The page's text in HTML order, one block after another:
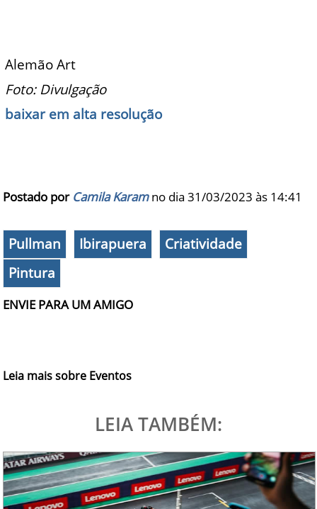
Alemão Art
Foto: Divulgação
baixar em alta resolução
Postado por Camila Karamno dia 31/03/2023 às 14:41
Pullman Ibirapuera
Criatividade
Pintura
ENVIE PARA UM AMIGO
Leia mais sobre Eventos
LEIA TAMBÉM: